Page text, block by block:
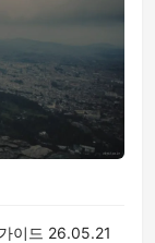
이드 26.05.21